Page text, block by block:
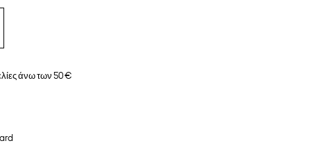
άνω των 50 €